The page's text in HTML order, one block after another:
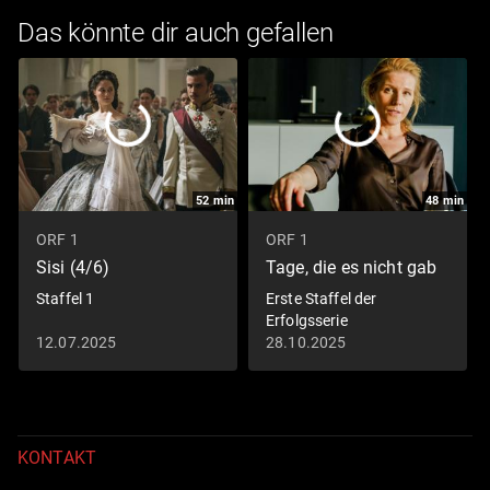
Das könnte dir auch gefallen
52 min
ORF 1
Sisi (4/6)
Staffel 1
12.07.2025
48min
ORF 1
Tage, die es nicht gab
Erste Staffel der
Erfolgsserie
28.10.2025
KONTAKT